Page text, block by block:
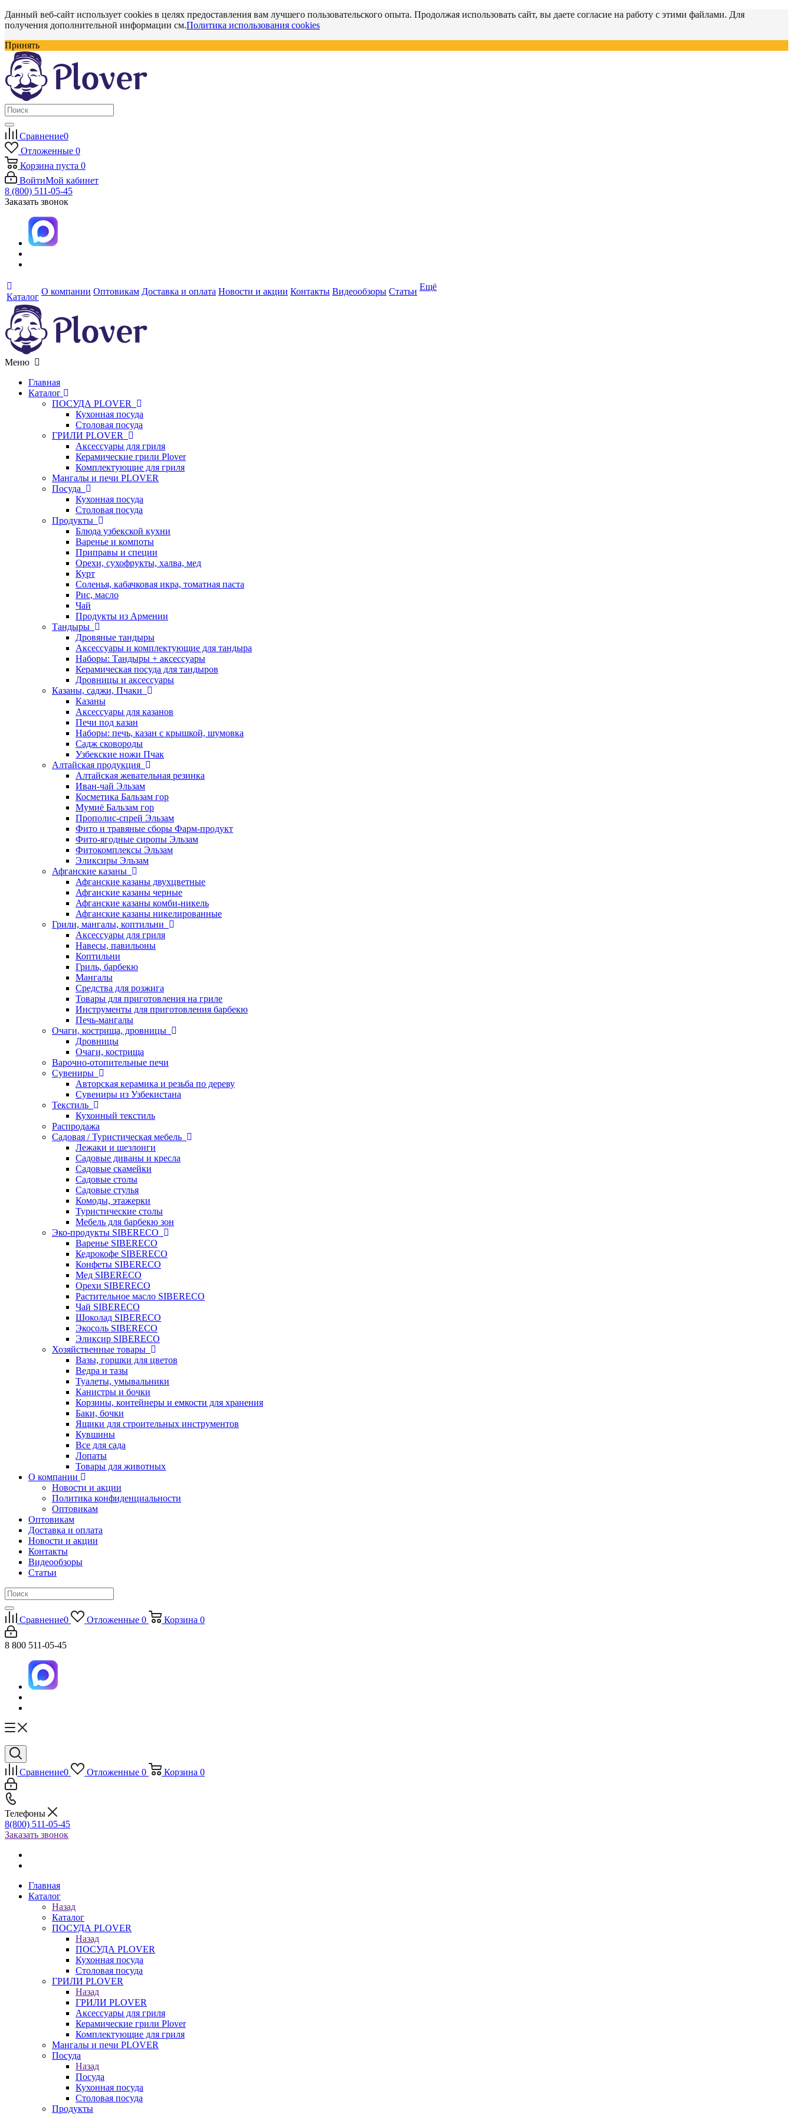
Данный веб-сайт использует cookies в целях предоставления вам лучшего пользовательского опыта. Продолжая использовать сайт, вы даете согласие на работу с этими файлами. Для
получения дополнительной информации см.Политика использования cookies
Принять
Сравнение0
Отложенные 0
Корзина пуста 0
ВойтиМой кабинет
8 (800) 511-05-45
Заказать звонок
Каталог
О компании Оптовикам Доставка и оплата Новости и акции Контакты Видеообзоры Статьи Ещё
Меню
Главная
Каталог
ПОСУДА PLOVER
Кухонная посуда
Столовая посуда
ГРИЛИ PLOVER
Аксессуары для гриля
Керамические грили Plover
Комплектующие для гриля
Мангалы и печи PLOVER
Посуда
Кухонная посуда
Столовая посуда
Продукты
Блюда узбекской кухни
Варенье и компоты
Приправы и специи
Орехи, сухофрукты, халва, мед
Курт
Соленья, кабачковая икра, томатная паста
Рис, масло
Чай
Продукты из Армении
Тандыры
Дровяные тандыры
Аксессуары и комплектующие для тандыра
Наборы: Тандыры + аксессуары
Керамическая посуда для тандыров
Дровницы и аксессуары
Казаны, саджи, Пчаки
Казаны
Аксессуары для казанов
Печи под казан
Наборы: печь, казан с крышкой, шумовка
Садж сковороды
Узбекские ножи Пчак
Алтайская продукция
Алтайская жевательная резинка
Иван-чай Эльзам
Косметика Бальзам гор
Мумиё Бальзам гор
Прополис-спрей Эльзам
Фито и травяные сборы Фарм-продукт
Фито-ягодные сиропы Эльзам
Фитокомплексы Эльзам
Эликсиры Эльзам
Афганские казаны
Афганские казаны двухцветные
Афганские казаны черные
Афганские казаны комби-никель
Афганские казаны никелированные
Грили, мангалы, коптильни
Аксессуары для гриля
Навесы, павильоны
Коптильни
Гриль, барбекю
Мангалы
Средства для розжига
Товары для приготовления на гриле
Инструменты для приготовления барбекю
Печь-мангалы
Очаги, кострища, дровницы
Дровницы
Очаги, кострища
Варочно-отопительные печи
Сувениры
Авторская керамика и резьба по дереву
Сувениры из Узбекистана
Текстиль
Кухонный текстиль
Распродажа
Садовая / Туристическая мебель
Лежаки и шезлонги
Садовые диваны и кресла
Садовые скамейки
Садовые столы
Садовые стулья
Комоды, этажерки
Туристические столы
Мебель для барбекю зон
Эко-продукты SIBERECO
Варенье SIBERECO
Кедрокофе SIBERECO
Конфеты SIBERECO
Мед SIBERECO
Орехи SIBERECO
Растительное масло SIBERECO
Чай SIBERECO
Шоколад SIBERECO
Экосоль SIBERECO
Эликсир SIBERECO
Хозяйственные товары
Вазы, горшки для цветов
Ведра и тазы
Туалеты, умывальники
Канистры и бочки
Корзины, контейнеры и емкости для хранения
Баки, бочки
Ящики для строительных инструментов
Кувшины
Все для сада
Лопаты
Товары для животных
О компании
Новости и акции
Политика конфиденциальности
Оптовикам
Оптовикам
Доставка и оплата
Новости и акции
Контакты
Видеообзоры
Статьи
Сравнение0 Отложенные 0 Корзина 0
8 800 511-05-45
Сравнение0 Отложенные 0 Корзина 0
Телефоны
8(800) 511-05-45
Заказать звонок
Главная
Каталог
Назад
Каталог
ПОСУДА PLOVER
Назад
ПОСУДА PLOVER
Кухонная посуда
Столовая посуда
ГРИЛИ PLOVER
Назад
ГРИЛИ PLOVER
Аксессуары для гриля
Керамические грили Plover
Комплектующие для гриля
Мангалы и печи PLOVER
Посуда
Назад
Посуда
Кухонная посуда
Столовая посуда
Продукты